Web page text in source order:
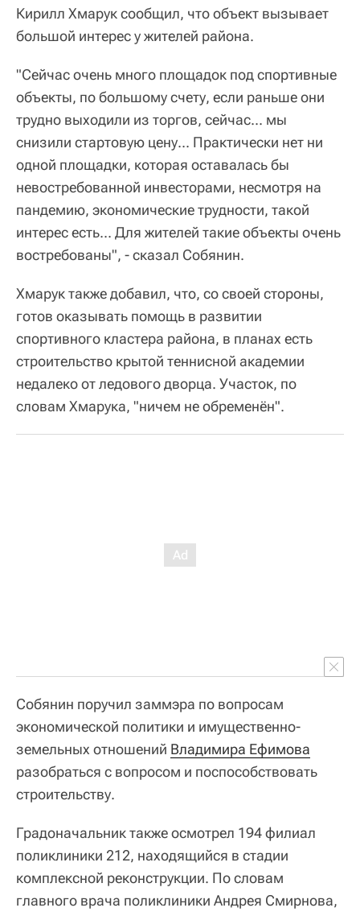
Кирилл Хмарук сообщил, что объект вызывает
большой интерес у жителей района.
"Сейчас очень много площадок под спортивные
объекты, по большому счету, если раньше они
трудно выходили из торгов, сейчас... мы
снизили стартовую цену... Практически нет ни
одной площадки, которая оставалась бы
невостребованной инвесторами, несмотря на
пандемию, экономические трудности, такой
интерес есть... Для жителей такие объекты очень
востребованы", - сказал Собянин.
Хмарук также добавил, что, со своей стороны,
готов оказывать помощь в развитии
спортивного кластера района, в планах есть
строительство крытой теннисной академии
недалеко от ледового дворца. Участок, по
словам Хмарука, "ничем не обременён".
Собянин поручил заммэра по вопросам
экономической политики и имущественно-
земельных отношений Владимира Ефимова
разобраться с вопросом и поспособствовать
строительству.
Градоначальник также осмотрел 194 филиал
поликлиники 212, находящийся в стадии
комплексной реконструкции. По словам
главного врача поликлиники Андрея Смирнова,